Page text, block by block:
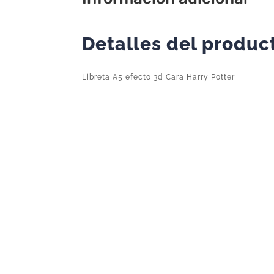
Detalles del
Libreta A5 efecto 3d Cara Harry Potter